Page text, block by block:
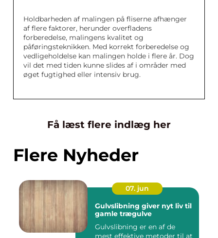
Holdbarheden af malingen på fliserne afhænger
af flere faktorer, herunder overfladens
forberedelse, malingens kvalitet og
påføringsteknikken. Med korrekt forberedelse og
vedligeholdelse kan malingen holde i flere år. Dog
vil det med tiden kunne slides af i områder med
øget fugtighed eller intensiv brug.
Få læst flere indlæg her
Flere Nyheder
07. jun
Gulvslibning giver nyt liv til
gamle trægulve
Gulvslibning er en af de
mest effektive metoder til at